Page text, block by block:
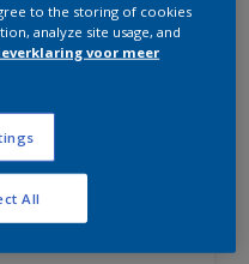
op
vlekken +
voor sanitaire ruimtes ,
to the storing of cookies
analyze site usage, and
voor meer
All